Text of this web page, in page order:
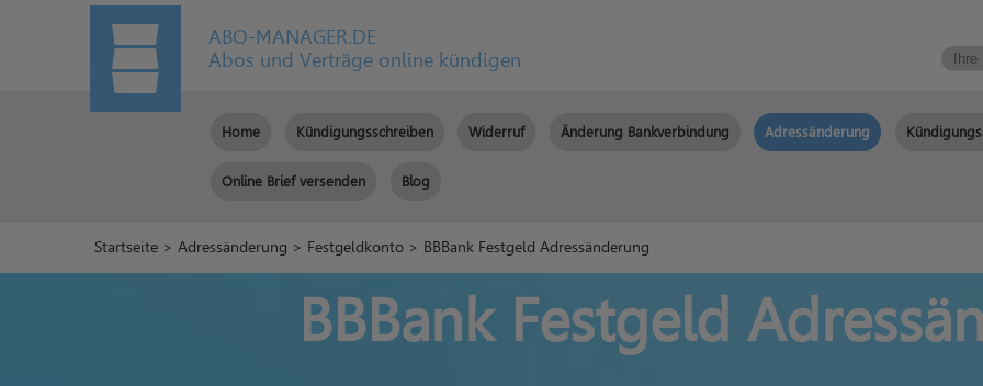
ABO-MANAGER.DE
Abos und Verträge online kündigen
Home Kündigungsschreiben Widerruf Änderung Bankverbindung Adressänderung
Online Brief versenden Blog
Startseite >Adressänderung > Festgeldkonto > BBBank Festgeld Adressänderung
BBBank Festgeld